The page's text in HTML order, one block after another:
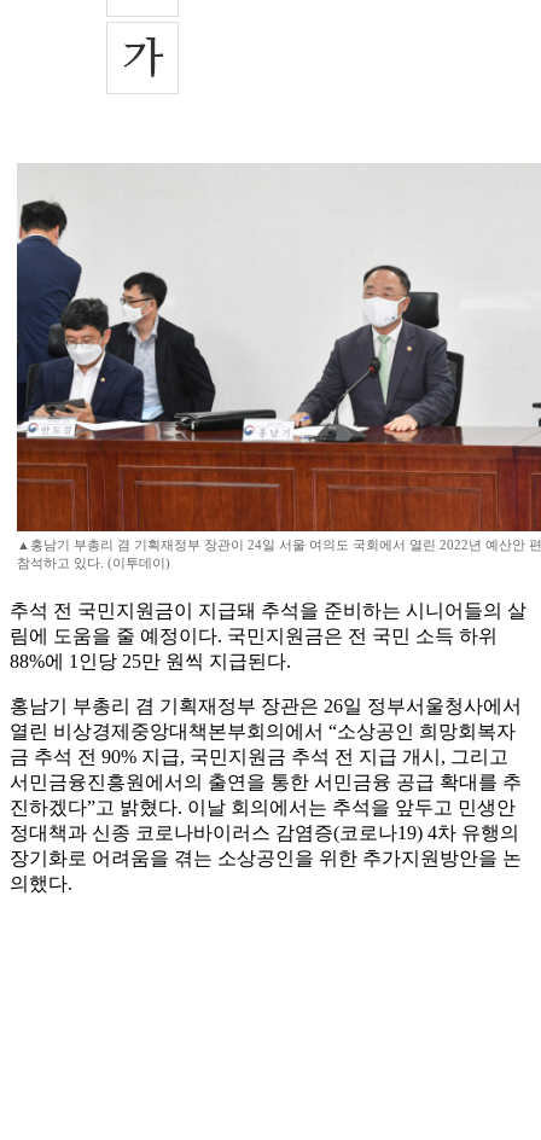
▲홍남기 부총리 겸 기획재정부 장관이 24일 서울 여의도 국회에서 열린 2022년 예산안
참석하고 있다. (이투데이)
추석 전 국민지원금이 지급돼 추석을 준비하는 시니어들의 살
림에 도움을 줄 예정이다. 국민지원금은 전 국민 소득 하위
88%에 1인당 25만 원씩 지급된다.
홍남기 부총리 겸 기획재정부 장관은 26일 정부서울청사에서
열린 비상경제중앙대책본부회의에서 “소상공인 희망회복자
금 추석 전 90% 지급, 국민지원금 추석 전 지급 개시, 그리고
서민금융진흥원에서의 출연을 통한 서민금융 공급 확대를 추
진하겠다”고 밝혔다. 이날 회의에서는 추석을 앞두고 민생안
정대책과 신종 코로나바이러스 감염증(코로나19) 4차 유행의
장기화로 어려움을 겪는 소상공인을 위한 추가지원방안을 논
의했다.